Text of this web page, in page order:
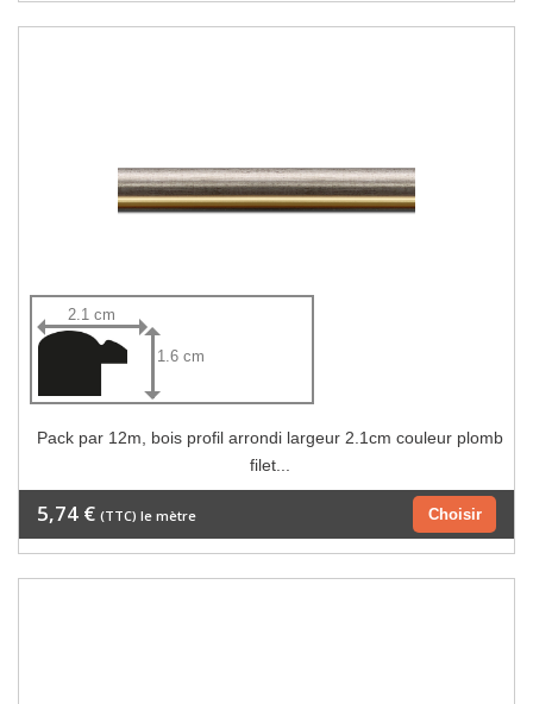
2.1 cm
1.6 cm
Pack par 12m, bois profil arrondi largeur 2.1cm couleur plomb
filet...
Choisir
5,74 € (TTC) le mètre